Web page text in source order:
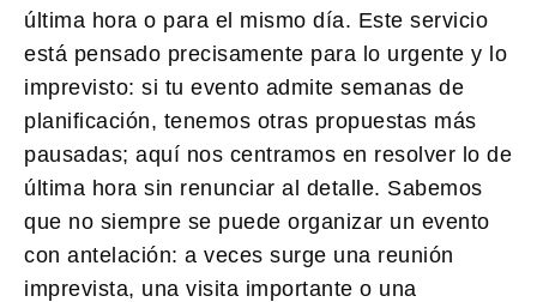
última hora o para el mismo día. Este servicio
está pensado precisamente para lo urgente y lo
imprevisto: si tu evento admite semanas de
planificación, tenemos otras propuestas más
pausadas; aquí nos centramos en resolver lo de
última hora sin renunciar al detalle. Sabemos
que no siempre se puede organizar un evento
con antelación: a veces surge una reunión
imprevista, una visita importante o una